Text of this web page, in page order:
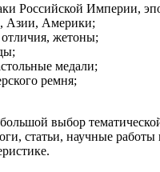
Российской Империи,
Азии, Америки;
отличия, жетоны;
медали;
ремня;
выбор
статьи, научные работы